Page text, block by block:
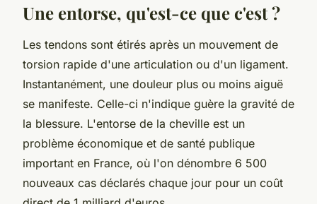
Une entorse, qu'est-ce que c'est ?
Les tendons sont étirés après un mouvement de
torsion rapide d'une articulation ou d'un ligament.
Instantanément, une douleur plus ou moins aiguë
se manifeste. Celle-ci n'indique guère la gravité de
la blessure. L'entorse de la cheville est un
problème économique et de santé publique
important en France, où l'on dénombre 6 500
nouveaux cas déclarés chaque jour pour un coût